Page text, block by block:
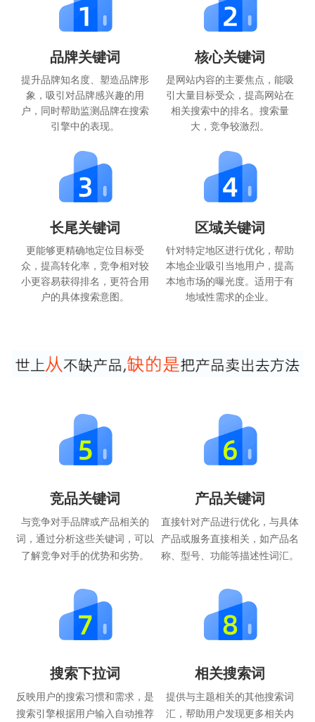
品牌关键词
提升品牌知名度、塑造品牌形
象，吸引对品牌感兴趣的用
户，同时帮助监测品牌在搜索
引擎中的表现。
核心关键词
是网站内容的主要焦点，能吸
引大量目标受众，提高网站在
相关搜索中的排名。搜索量
大，竞争较激烈。
长尾关键词
更能够更精确地定位目标受
众，提高转化率，竞争相对较
小更容易获得排名，更符合用
户的具体搜索意图。
区域关键词
针对特定地区进行优化，帮助
本地企业吸引当地用户，提高
本地市场的曝光度。适用于有
地域性需求的企业。
竞品关键词
与竞争对手品牌或产品相关的
词，通过分析这些关键词，可以
了解竞争对手的优势和劣势。
产品关键词
直接针对产品进行优化，与具体
产品或服务直接相关，如产品名
称、型号、功能等描述性词汇。
搜索下拉词
反映用户的搜索习惯和需求，是
搜索引擎根据用户输入自动推荐
相关搜索词
提供与主题相关的其他搜索词
汇，帮助用户发现更多相关内